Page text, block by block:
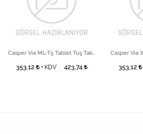
Casper Via ML-T5 Tablet Tuş Takımı
353,12 + KDV 423,74 353,12